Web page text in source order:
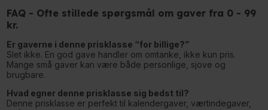
FAQ - Ofte stillede spørgsmål om gaver fra 0 - 99
kr.
Er gaverne i denne prisklasse “for billige?”
Slet ikke. En god gave handler om omtanke, ikke kun pris.
Mange små gaver kan være både personlige, sjove og
brugbare.
Hvad egner denne prisklasse sig bedst til?
Denne prisklasse er perfekt til kalendergaver, værtindegaver,